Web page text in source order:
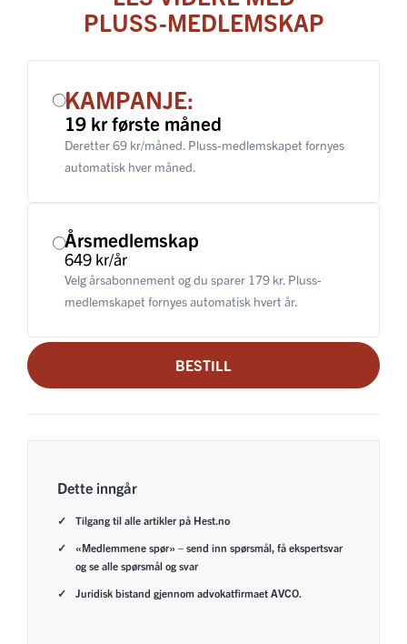
PLUSS-MEDLEMSKAP
KAMPANJE:
19 kr første måned
Deretter 69 kr/måned. Pluss-medlemskapet fornyes
automatisk hver måned.
Årsmedlemskap
649 kr/år
Velg årsabonnement og du sparer 179 kr. Pluss-
medlemskapet fornyes automatisk hvert år.
BESTILL
Dette inngår
Tilgang til alle artikler på Hest.no
«Medlemmene spør» – send inn spørsmål, få ekspertsvar
og se alle spørsmål og svar
Juridisk bistand gjennom advokatfirmaet AVCO.